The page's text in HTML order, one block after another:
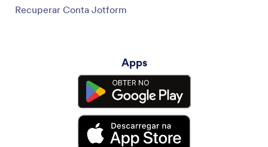
Recuperar Conta Jotform
Apps